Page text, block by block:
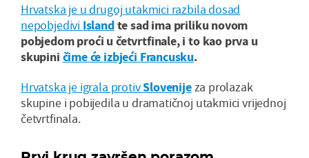
Hrvatska je u drugoj utakmici razbila dosad
nepobjedivi Islandte sad ima priliku novom
pobjedom proći u četvrtfinale, i to kao prva u
skupini čime će izbjeći Francusku.
Hrvatska je igrala protivSlovenije za prolazak
skupine i pobijedila u dramatičnoj utakmici vrijednoj
četvrtfinala.